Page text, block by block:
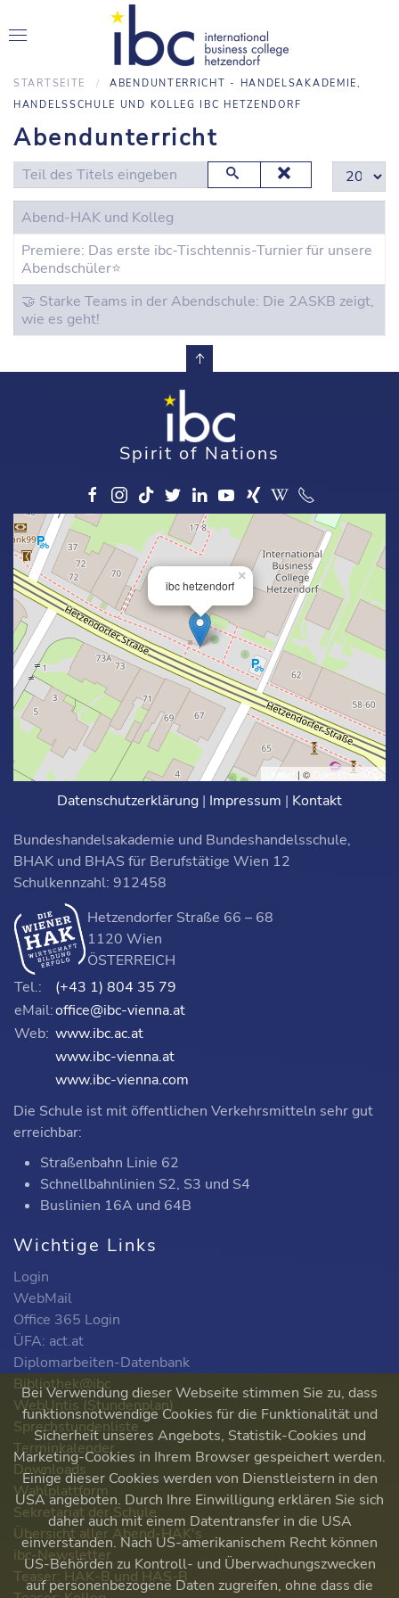
STARTSEITE
ABENDUNTERRICHT - HANDELSAKADEMIE,
HANDELSSCHULE UND KOLLEG IBC HETZENDORF
Abendunterricht
Teil des Titels eingeben Anzeige #
Abend-HAK und Kolleg
Premiere: Das erste ibc-Tischtennis-Turnier für unsere
Abendschüler⭐️
🤝 Starke Teams in der Abendschule: Die 2ASKB zeigt,
wie es geht!
Spirit of Nations
ibc hetzendorf
×
Leaflet | © OpenStreetMap
Datenschutzerklärung | Impressum | Kontakt
Bundeshandelsakademie und Bundeshandelsschule,
BHAK und BHAS für Berufstätige Wien 12
Schulkennzahl: 912458
Hetzendorfer Straße 66 – 68
1120 Wien
ÖSTERREICH
Tel.:
(+43 1) 804 35 79
eMail:office@ibc-vienna.at
Web: www.ibc.ac.at
www.ibc-vienna.at
www.ibc-vienna.com
Die Schule ist mit öffentlichen Verkehrsmitteln sehr gut
erreichbar:
Straßenbahn Linie 62
Schnellbahnlinien S2, S3 und S4
Buslinien 16A und 64B
Wichtige Links
Login
WebMail
Office 365 Login
ÜFA: act.at
Diplomarbeiten-Datenbank
Bibliothek@ibc
WebUntis (Stundenplan)
Sprechstundenliste
Terminkalender
Downloads
Wahlplattform
Sekretariat der Schule
Übersicht aller Abend-HAK's
ibc-Newsletter
Teaser: HAK-B und HAS-B
Bei Verwendung dieser Webseite stimmen Sie zu, dass
funktionsnotwendige Cookies für die Funktionalität und
Sicherheit unseres Angebots, Statistik-Cookies und
Marketing-Cookies in Ihrem Browser gespeichert werden.
Einige dieser Cookies werden von Dienstleistern in den
USA angeboten. Durch Ihre Einwilligung erklären Sie sich
daher auch mit einem Datentransfer in die USA
einverstanden. Nach US-amerikanischem Recht können
US-Behörden zu Kontroll- und Überwachungszwecken
auf personenbezogene Daten zugreifen, ohne dass die